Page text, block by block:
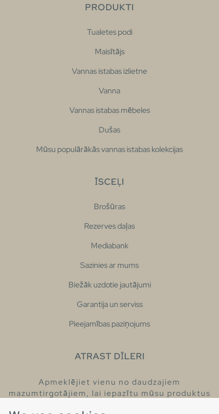
PRODUKTI
Tualetes podi
Maisītājs
Vannas istabas izlietne
Vanna
Vannas istabas mēbeles
Dušas
Mūsu populārākās vannas istabas kolekcijas
ĪSCEĻI
Brošūras
Rezerves daļas
Mediabank
Sazinies ar mums
Biežāk uzdotie jautājumi
Garantija un serviss
Pieejamības paziņojums
ATRAST DĪLERI
Apmeklējiet vienu no daudzajiem
mazumtirgotājiem, lai iepazītu mūsu produktus